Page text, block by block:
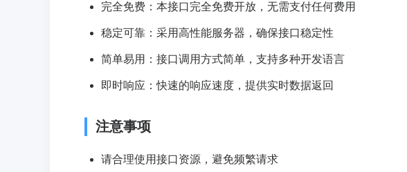
完全免费：本接口完全免费开放，无需支付任何费用
稳定可靠：采用高性能服务器，确保接口稳定性
简单易用：接口调用方式简单，支持多种开发语言
即时响应：快速的响应速度，提供实时数据返回
注意事项
请合理使用接口资源，避免频繁请求